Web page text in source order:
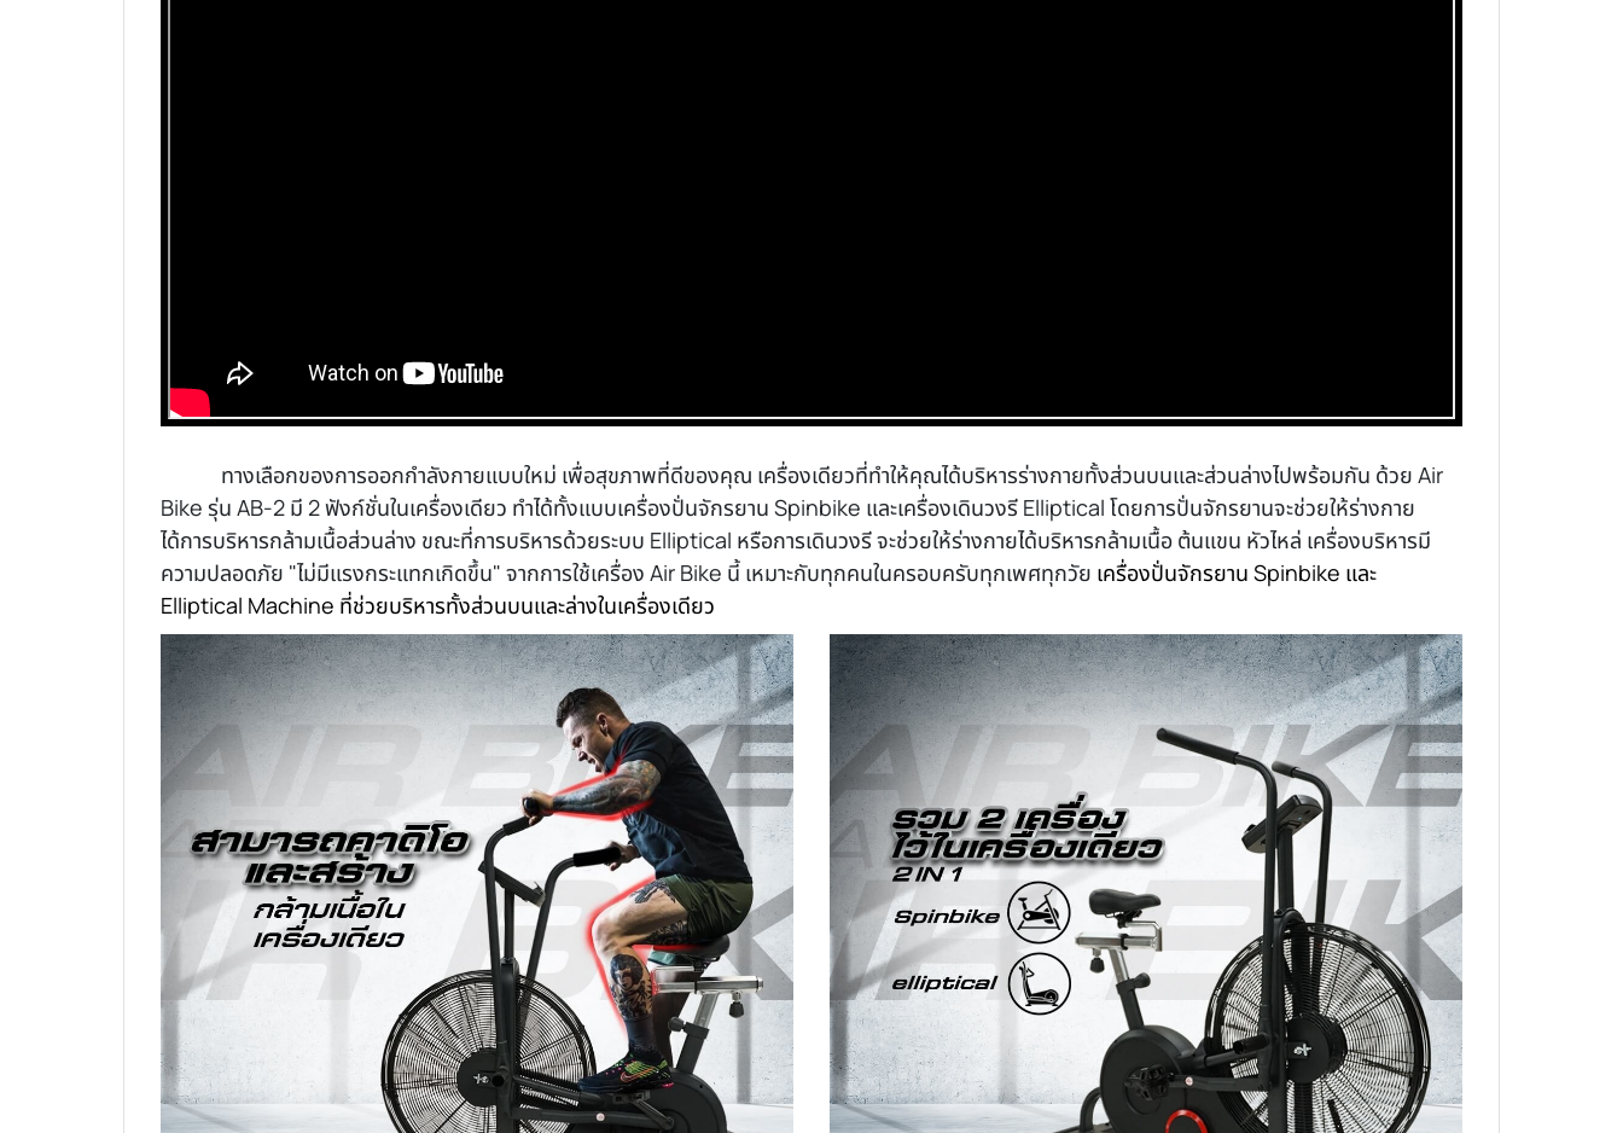
ทางเลือกของการออกกำลังกายแบบใหม่ เพื่อสุขภาพที่ดีของคุณ เครื่องเดียวที่ทำให้คุณได้บริหารร่างกายทั้งส่วนบนและส่วนล่างไปพร้อมกัน ด้วย Air
Bike รุ่น AB-2 มี 2 ฟังก์ชั่นในเครื่องเดียว ทำได้ทั้งแบบเครื่องปั่นจักรยาน Spinbike และเครื่องเดินวงรี Elliptical โดยการปั่นจักรยานจะช่วยให้ร่างกาย
ได้การบริหารกล้ามเนื้อส่วนล่าง ขณะที่การบริหารด้วยระบบ Elliptical หรือการเดินวงรี จะช่วยให้ร่างกายได้บริหารกล้ามเนื้อ ต้นแขน หัวไหล่ เครื่องบริหารมี
ความปลอดภัย "ไม่มีแรงกระแทกเกิดขึ้น" จากการใช้เครื่อง Air Bike นี้ เหมาะกับทุกคนในครอบครับทุกเพศทุกวัย เครื่องปั่นจักรยาน Spinbike และ
Elliptical Machine ที่ช่วยบริหารทั้งส่วนบนและล่างในเครื่องเดียว